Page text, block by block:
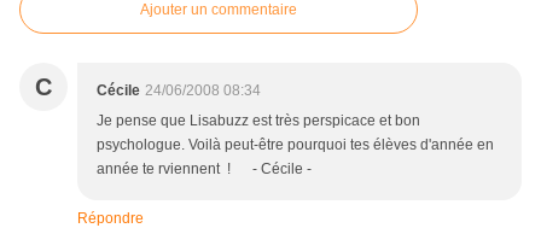
Ajouter un commentaire
C Cécile 24/06/2008 08:34
Je pense que Lisabuzz est très perspicace et bon
psychologue. Voilà peut-être pourquoi tes élèves d'année en
année te rviennent ! - Cécile -
Répondre